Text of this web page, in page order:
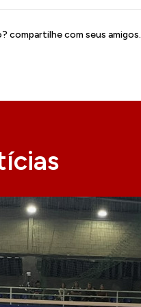
compartilhe com seus amigos.